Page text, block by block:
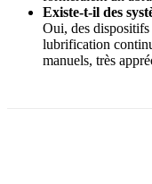
Existe-t-il des
Oui, des
lubrification
manuels, très